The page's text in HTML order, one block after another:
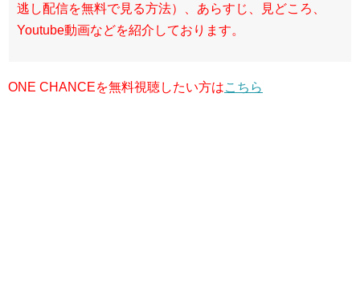
逃し配信を無料で見る方法）、あらすじ、見どころ、
Youtube動画などを紹介しております。
ONE CHANCEを無料視聴したい方はこちら